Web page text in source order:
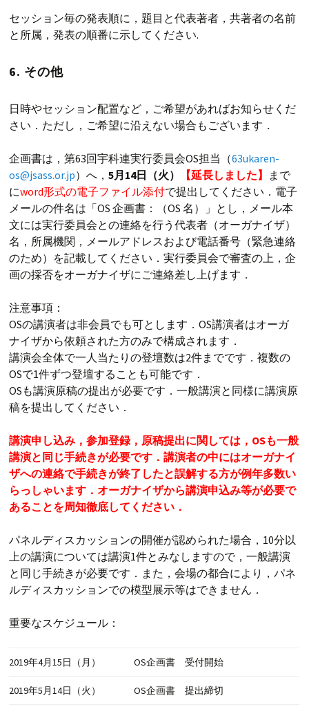
セッション毎の発表順に，題目と代表著者，共著者の名前
と所属，発表の順番に示してください.
6. その他
日時やセッション配置など，ご希望があればお知らせくだ
さい．ただし，ご希望に沿えない場合もございます．
企画書は，第63回宇科連実行委員会OS担当（63ukaren-
os@jsass.or.jp）へ，5月14日（火） 【延長しました】
まで
にword形式の電子ファイル添付で提出してください．電子
メールの件名は「OS 企画書：（OS 名）」とし，メール本
文には実行委員会との連絡を行う代表者（オーガナイザ）
名，所属機関，メールアドレスおよび電話番号（緊急連絡
のため）を記載してください．実行委員会で審査の上，企
画の採否をオーガナイザにご連絡差し上げます．
注意事項：
OSの講演者は非会員でも可とします．OS講演者はオーガ
ナイザから依頼された方のみで構成されます．
講演会全体で一人当たりの登壇数は2件までです．複数の
OSで1件ずつ登壇することも可能です．
OSも講演原稿の提出が必要です．一般講演と同様に講演原
稿を提出してください．
講演申し込み，参加登録，原稿提出に関しては，OSも一般
講演と同じ手続きが必要です．講演者の中にはオーガナイ
ザへの連絡で手続きが終了したと誤解する方が例年多数い
らっしゃいます．オーガナイザから講演申込み等が必要で
あることを周知徹底してください．
パネルディスカッションの開催が認められた場合，10分以
上の講演については講演1件とみなしますので，一般講演
と同じ手続きが必要です．また，会場の都合により，パネ
ルディスカッションでの模型展示等はできません．
重要なスケジュール：
2019年4月15日（月） OS企画書 受付開始
2019年5月14日（火） OS企画書 提出締切